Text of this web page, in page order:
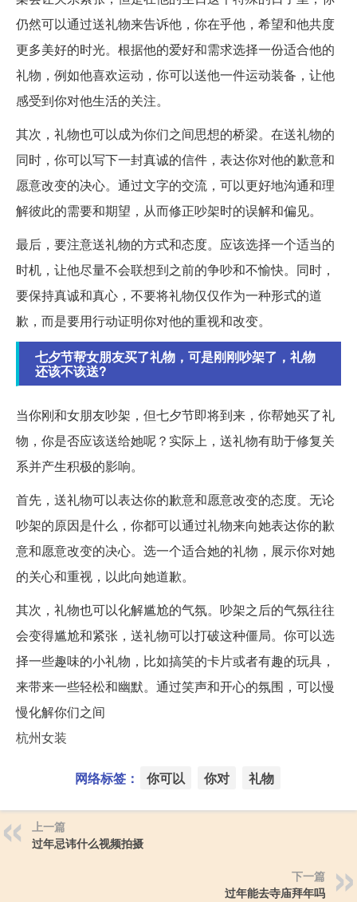
仍然可以通过送礼物来告诉他，你在乎他，希望和他共度
更多美好的时光。根据他的爱好和需求选择一份适合他的
礼物，例如他喜欢运动，你可以送他一件运动装备，让他
感受到你对他生活的关注。
其次，礼物也可以成为你们之间思想的桥梁。在送礼物的
同时，你可以写下一封真诚的信件，表达你对他的歉意和
愿意改变的决心。通过文字的交流，可以更好地沟通和理
解彼此的需要和期望，从而修正吵架时的误解和偏见。
最后，要注意送礼物的方式和态度。应该选择一个适当的
时机，让他尽量不会联想到之前的争吵和不愉快。同时，
要保持真诚和真心，不要将礼物仅仅作为一种形式的道
歉，而是要用行动证明你对他的重视和改变。
七夕节帮女朋友买了礼物，可是刚刚吵架了，礼物
还该不该送?
当你刚和女朋友吵架，但七夕节即将到来，你帮她买了礼
物，你是否应该送给她呢？实际上，送礼物有助于修复关
系并产生积极的影响。
首先，送礼物可以表达你的歉意和愿意改变的态度。无论
吵架的原因是什么，你都可以通过礼物来向她表达你的歉
意和愿意改变的决心。选一个适合她的礼物，展示你对她
的关心和重视，以此向她道歉。
其次，礼物也可以化解尴尬的气氛。吵架之后的气氛往往
会变得尴尬和紧张，送礼物可以打破这种僵局。你可以选
择一些趣味的小礼物，比如搞笑的卡片或者有趣的玩具，
来带来一些轻松和幽默。通过笑声和开心的氛围，可以慢
慢化解你们之间
杭州女装
网络标签： 你可以 你对 礼物
上一篇
过年忌讳什么视频拍摄
下一篇
过年能去寺庙拜年吗